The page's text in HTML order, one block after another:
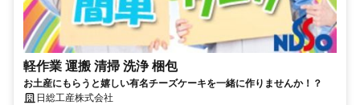
軽作業 運搬 清掃 洗浄 梱包
お土産にもらうと嬉しい有名チーズケーキを一緒に作りませんか！？
日総工産株式会社